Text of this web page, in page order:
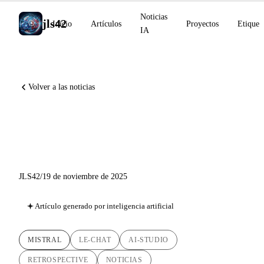
jls42
Inicio Artículos
Noticias
IA
Proyectos
Volver a las noticias
JLS42/19 de noviembre de 2025
Artículo generado por inteligencia artificial
MISTRAL LE-CHAT AI-STUDIO
RETROSPECTIVE NOTICIAS